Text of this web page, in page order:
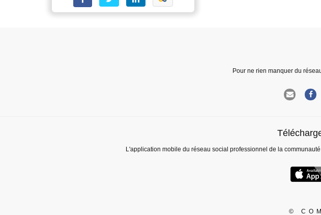
Pour ne rien manquer du
L'application mobile du réseau social professionnel de la
©